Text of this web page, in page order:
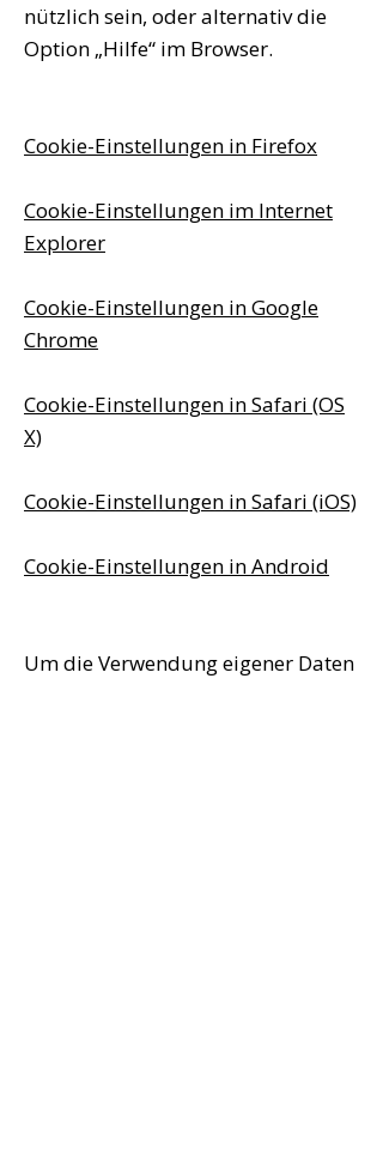
nützlich sein, oder alternativ die
Option „Hilfe“ im Browser.
Cookie-Einstellungen in Firefox
Cookie-Einstellungen im Internet
Explorer
Cookie-Einstellungen in Google
Chrome
Cookie-Einstellungen in Safari (OS
X)
Cookie-Einstellungen in Safari (iOS)
Cookie-Einstellungen in Android
Um die Verwendung eigener Daten